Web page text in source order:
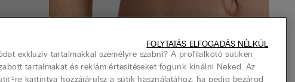
exkluzív tartalmakkal személyre szabni? A profilalkotó sütiken
tartalmakat és reklám értesítéseket fogunk kínálni Neked. Az
re kattintva hozzájárulsz a sütik használatához, ha pedig bezárod
FOLYTATÁS ELFOGADÁS NÉLKÜL